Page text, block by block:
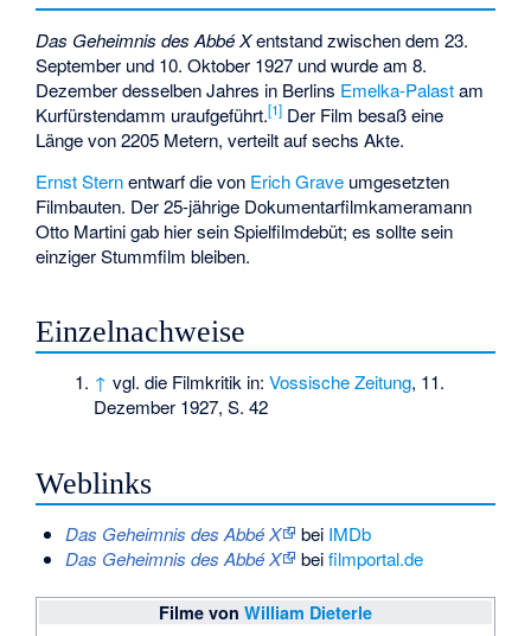
Das Geheimnis des Abbé Xentstand zwischen dem 23.
September und 10. Oktober 1927 und wurde am 8.
Dezember desselben Jahres in Berlins Emelka-Palastam
Kurfürstendamm uraufgeführt.[1] Der Film besaß eine
Länge von 2205 Metern, verteilt auf sechs Akte.
Ernst Sternentwarf die von Erich Grave umgesetzten
Filmbauten. Der 25-jährige Dokumentarfilmkameramann
Otto Martinigab hier sein Spielfilmdebüt; es sollte sein
einziger Stummfilm bleiben.
Einzelnachweise
↑ vgl. die Filmkritik in:Vossische Zeitung, 11.
Dezember 1927, S. 42
Weblinks
Das Geheimnis des Abbé X bei IMDb
Das Geheimnis des Abbé X
beifilmportal.de
Filme von William Dieterle